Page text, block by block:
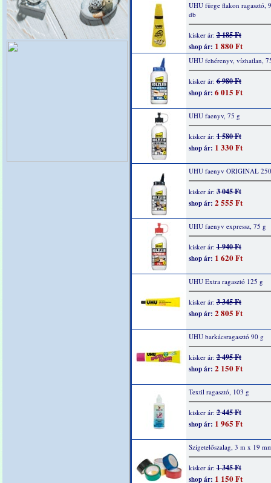
UHU fürge flakon ragasztó,
db
kisker ár:2 185 Ft
shop ár: 1 880 Ft
UHU fehérenyv, vízhatlan,
kisker ár:6 980 Ft
shop ár: 6 015 Ft
UHU faenyv, 75 g
kisker ár:1 580 Ft
shop ár: 1 330 Ft
UHU faenyv ORIGINAL
kisker ár:3 045 Ft
shop ár: 2 555 Ft
UHU faenyv expressz, 75 g
kisker ár:1 940 Ft
shop ár: 1 620 Ft
UHU Extra ragasztó 125 g
kisker ár:3 345 Ft
shop ár: 2 805 Ft
UHU barkácsragasztó 90 g
kisker ár:2 495 Ft
shop ár: 2 150 Ft
Textil ragasztó, 103 g
kisker ár:2 445 Ft
shop ár: 1 965 Ft
Szigetelőszalag, 3 m x 19
kisker ár:1 345 Ft
shop ár: 1 150 Ft